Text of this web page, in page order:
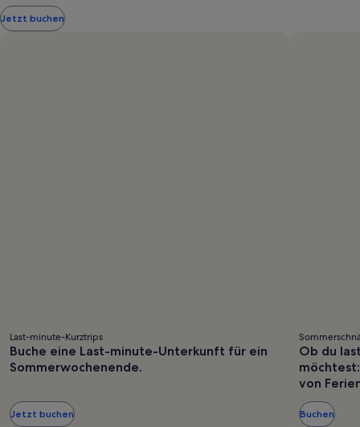
siehe
weitere
Jetzt buchen
Last-minute-Kurztrips
Buche eine Last-minute-Unterkunft für ein
Sommerwochenende.
Jetzt buchen
Ob du
von
Buchen